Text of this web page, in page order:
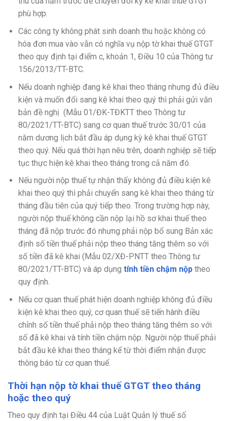
phù hợp.
Các công ty không phát sinh doanh thu hoặc không có
hóa đơn mua vào vẫn có nghĩa vụ nộp tờ khai thuế GTGT
theo quy định tại điểm c, khoản 1, Điều 10 của Thông tư
156/2013/TT-BTC.
Nếu doanh nghiệp đang kê khai theo tháng nhưng đủ điều
kiện và muốn đổi sang kê khai theo quý thì phải gửi văn
bản đề nghị (Mẫu 01/ĐK-TĐKTT theo Thông tư
80/2021/TT-BTC) sang cơ quan thuế trước 30/01 của
năm dương lịch bắt đầu áp dụng kỳ kê khai thuế GTGT
theo quý. Nếu quá thời hạn nêu trên, doanh nghiệp sẽ tiếp
tục thực hiện kê khai theo tháng trong cả năm đó.
Nếu người nộp thuế tự nhận thấy không đủ điều kiện kê
khai theo quý thì phải chuyển sang kê khai theo tháng từ
tháng đầu tiên của quý tiếp theo. Trong trường hợp này,
người nộp thuế không cần nộp lại hồ sơ khai thuế theo
tháng đã nộp trước đó nhưng phải nộp bổ sung Bản xác
định số tiền thuế phải nộp theo tháng tăng thêm so với
số tiền đã kê khai (Mẫu 02/XĐ-PNTT theo Thông tư
80/2021/TT-BTC) và áp dụng tính tiền chậm nộptheo
quy định.
Nếu cơ quan thuế phát hiện doanh nghiệp không đủ điều
kiện kê khai theo quý, cơ quan thuế sẽ tiến hành điều
chỉnh số tiền thuế phải nộp theo tháng tăng thêm so với
số đã kê khai và tính tiền chậm nộp. Người nộp thuế phải
bắt đầu kê khai theo tháng kể từ thời điểm nhận được
thông báo từ cơ quan thuế.
Thời hạn nộp tờ khai thuế GTGT theo tháng
hoặc theo quý
Theo quy định tại Điều 44 của Luật Quản lý thuế số